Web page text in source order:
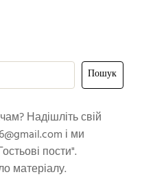
Пошук
Надішліть свій
і ми
пости".
матеріалу.